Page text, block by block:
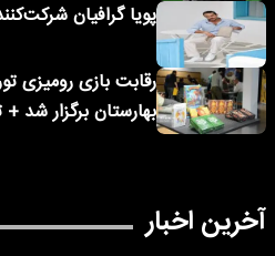
پویا گرافیان شرکت‌کننده
رقابت بازی رومیزی
بهارستان برگزار شد
آخرین اخبار